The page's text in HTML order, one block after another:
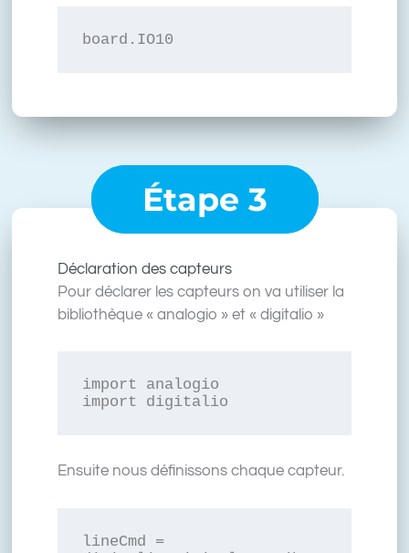
board.IO10
Étape 3
Déclaration des capteurs
Pour déclarer les capteurs on va utiliser la
bibliothèque « analogio » et « digitalio »
import analogio
import digitalio
Ensuite nous définissons chaque capteur.
lineCmd =